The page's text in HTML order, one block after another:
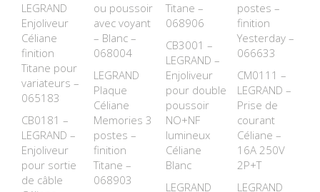
LEGRAND
Enjoliveur
Céliane
finition
Titane pour
variateurs –
065183
CB0181 –
LEGRAND –
Enjoliveur
pour sortie
de câble
ou poussoir
avec voyant
– Blanc –
068004
LEGRAND
Plaque
Céliane
Memories 3
postes –
finition
Titane –
068903
Titane –
068906
CB3001 –
LEGRAND –
Enjoliveur
pour double
poussoir
NO+NF
lumineux
Céliane
Blanc
LEGRAND
postes –
finition
Yesterday –
066633
CM0111 –
LEGRAND –
Prise de
courant
Céliane –
16A 250V
2P+T
LEGRAND